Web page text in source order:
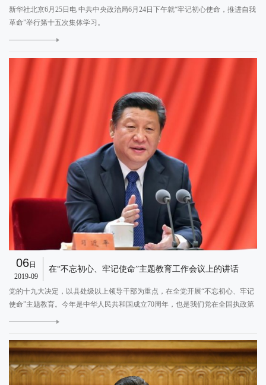
新华社北京6月25日电 中共中央政治局6月24日下午就“牢记初心使命，推进自我
革命”举行第十五次集体学习。
06日
2019-09
在“不忘初心、牢记使命”主题教育工作会议上的讲话
党的十九大决定，以县处级以上领导干部为重点，在全党开展“不忘初心、牢记
使命”主题教育。今年是中华人民共和国成立70周年，也是我们党在全国执政第